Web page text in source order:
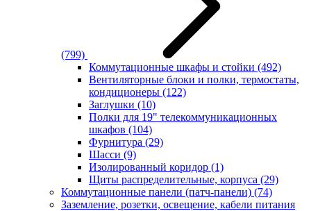
(799)
Коммутационные шкафы и стойки (492)
Вентиляторные блоки и полки, термостаты,
кондиционеры (122)
Заглушки (10)
Полки для 19" телекоммуникационных
шкафов (104)
Фурнитура (29)
Шасси (9)
Изолированный коридор (1)
Щиты распределительные, корпуса (29)
Коммутационные панели (патч-панели) (74)
Заземление, розетки, освещение, кабели питания